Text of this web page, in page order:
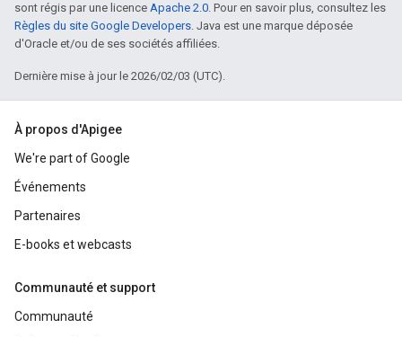
sont régis par une licence Apache 2.0. Pour en savoir plus, consultez les
Règles du site Google Developers. Java est une marque déposée
d'Oracle et/ou de ses sociétés affiliées.
Dernière mise à jour le 2026/02/03 (UTC).
À propos d'Apigee
We're part of Google
Événements
Partenaires
E-books et webcasts
Communauté et support
Communauté